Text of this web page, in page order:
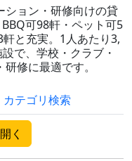
ション・研修向けの貸
可98軒・ペット可5
と充実。1人あたり3,
で、学校・クラブ・
修に最適です。
カテゴリ検索
く